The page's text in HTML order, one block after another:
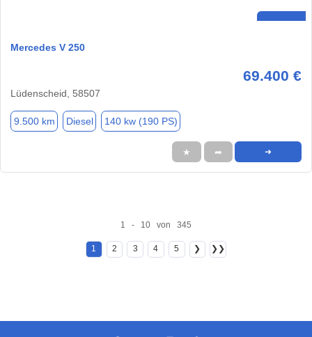
Mercedes V 250
69.400 €
Lüdenscheid, 58507
9.500 km Diesel 140 kw (190 PS)
★ ➦ ➜
1 - 10 von 345
1 2 3 4 5 ❯ ❯❯